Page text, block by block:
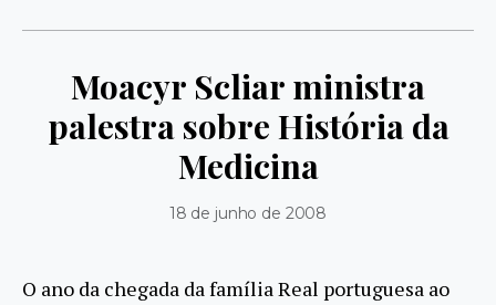
Moacyr Scliar ministra
palestra sobre História da
Medicina
18 de junho de 2008
O ano da chegada da família Real portuguesa ao